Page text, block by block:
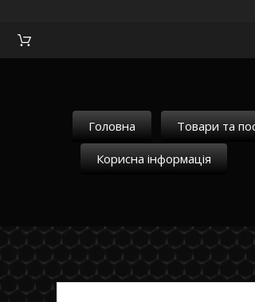
Головна Товари та
Корисна інформація